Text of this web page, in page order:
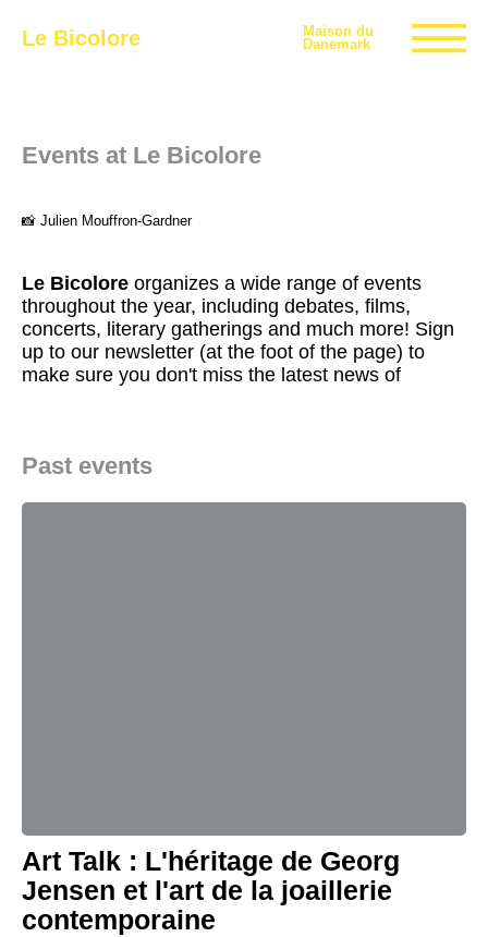
Le Bicolore
Exhibitions
Events
Digital
E-shop
Info
Maison du
Danemark
Events at Le Bicolore
📸 Julien Mouffron-Gardner
Le Bicolore organizes a wide range of events
throughout the year, including debates, films,
concerts, literary gatherings and much more! Sign
up to our newsletter (at the foot of the page) to
make sure you don't miss the latest news of
Past events
Art Talk : L'héritage de Georg
Jensen et l'art de la joaillerie
contemporaine